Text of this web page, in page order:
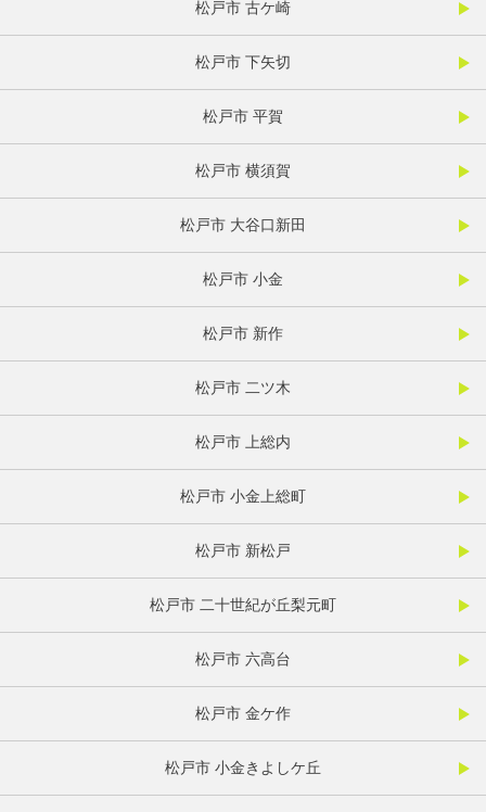
松戸市 古ケ崎
松戸市 下矢切
松戸市 平賀
松戸市 横須賀
松戸市 大谷口新田
松戸市 小金
松戸市 新作
松戸市 二ツ木
松戸市 上総内
松戸市 小金上総町
松戸市 新松戸
松戸市 二十世紀が丘梨元町
松戸市 六高台
松戸市 金ケ作
松戸市 小金きよしケ丘